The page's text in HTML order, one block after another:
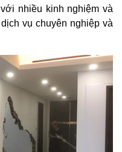
nhiều kinh nghiệm và
vụ chuyên nghiệp và